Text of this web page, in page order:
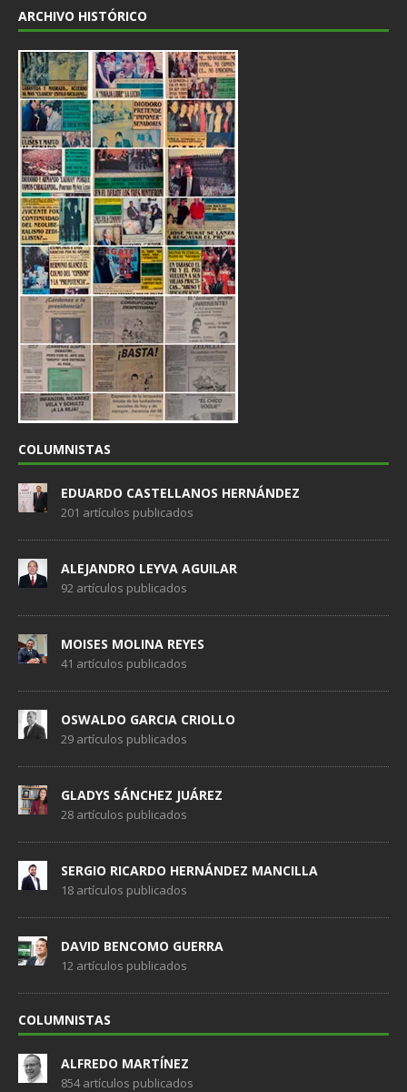
ARCHIVO HISTÓRICO
COLUMNISTAS
EDUARDO CASTELLANOS HERNÁNDEZ
201 artículos publicados
ALEJANDRO LEYVA AGUILAR
92 artículos publicados
MOISES MOLINA REYES
41 artículos publicados
OSWALDO GARCIA CRIOLLO
29 artículos publicados
GLADYS SÁNCHEZ JUÁREZ
28 artículos publicados
SERGIO RICARDO HERNÁNDEZ MANCILLA
18 artículos publicados
DAVID BENCOMO GUERRA
12 artículos publicados
COLUMNISTAS
ALFREDO MARTÍNEZ
854 artículos publicados